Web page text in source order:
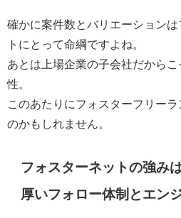
確かに案件数とバリエーションは
トにとって命綱ですよね。
あとは上場企業の子会社だから
性。
このあたりにフォスターフリー
のかもしれません。
フォスターネットの強み
厚いフォロー体制とエン